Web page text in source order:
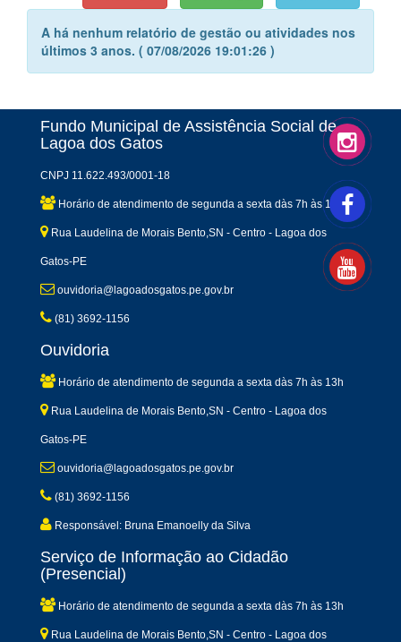
A há nenhum relatório de gestão ou atividades nos
últimos 3 anos. ( 07/08/2026 19:01:26 )
Fundo Municipal de Assistência Social de
Lagoa dos Gatos
CNPJ 11.622.493/0001-18
Horário de atendimento de segunda a sexta dàs 7h às 13h
Rua Laudelina de Morais Bento,SN - Centro - Lagoa dos
Gatos-PE
ouvidoria@lagoadosgatos.pe.gov.br
(81) 3692-1156
Ouvidoria
Horário de atendimento de segunda a sexta dàs 7h às 13h
Rua Laudelina de Morais Bento,SN - Centro - Lagoa dos
Gatos-PE
ouvidoria@lagoadosgatos.pe.gov.br
(81) 3692-1156
Responsável: Bruna Emanoelly da Silva
Serviço de Informação ao Cidadão
(Presencial)
Horário de atendimento de segunda a sexta dàs 7h às 13h
Rua Laudelina de Morais Bento,SN - Centro - Lagoa dos